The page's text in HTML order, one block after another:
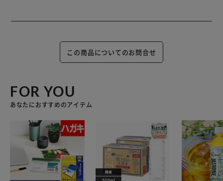
この商品についてのお問合せ
FOR YOU
あなたにおすすめのアイテム